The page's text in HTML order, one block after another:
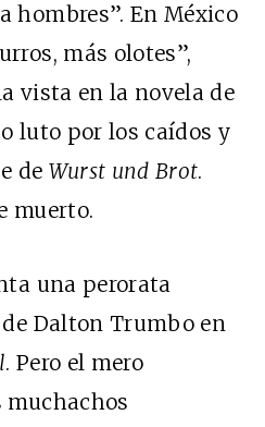
hombres”. En México
más olotes”,
vista en la novela de
luto por los caídos y
de Wurst und Brot.
muerto.
una perorata
Dalton Trumbo en
. Pero el mero